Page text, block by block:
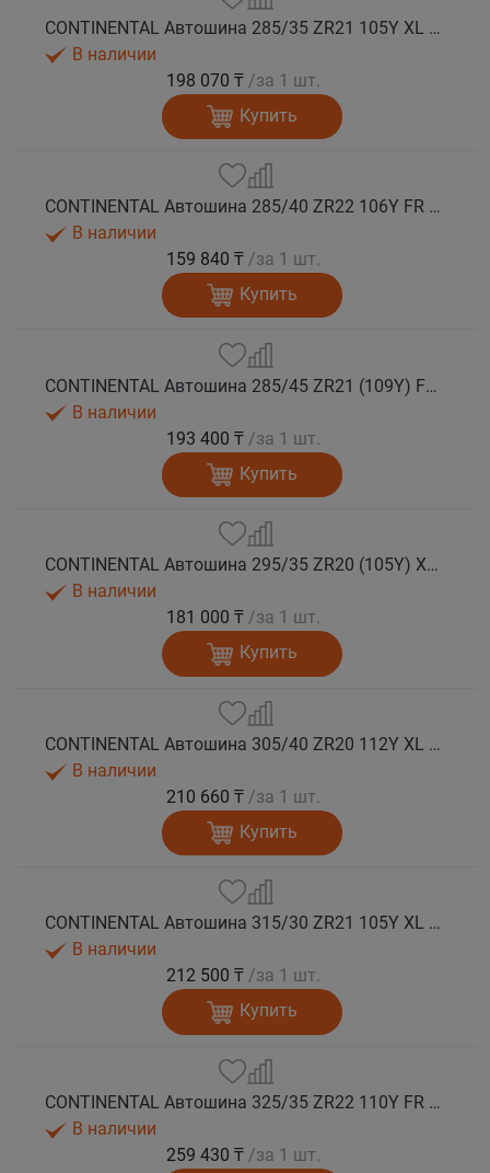
CONTINENTAL Автошина 285/35 ZR21 105Y XL FR ContiSportContact 5P MO лето
В наличии
198 070 ₸ /за 1 шт.
Купить
CONTINENTAL Автошина 285/40 ZR22 106Y FR ContiSportContact 5P MO лето
В наличии
159 840 ₸ /за 1 шт.
Купить
CONTINENTAL Автошина 285/45 ZR21 (109Y) FR ContiSportContact 5P MO лето
В наличии
193 400 ₸ /за 1 шт.
Купить
CONTINENTAL Автошина 295/35 ZR20 (105Y) XL FR ContiSportContact 5P N0 лето
В наличии
181 000 ₸ /за 1 шт.
Купить
CONTINENTAL Автошина 305/40 ZR20 112Y XL FR ContiSportContact 5P N0 лето
В наличии
210 660 ₸ /за 1 шт.
Купить
CONTINENTAL Автошина 315/30 ZR21 105Y XL FR ContiSportContact 5P N1 лето
В наличии
212 500 ₸ /за 1 шт.
Купить
CONTINENTAL Автошина 325/35 ZR22 110Y FR ContiSportContact 5P MO лето
В наличии
259 430 ₸ /за 1 шт.